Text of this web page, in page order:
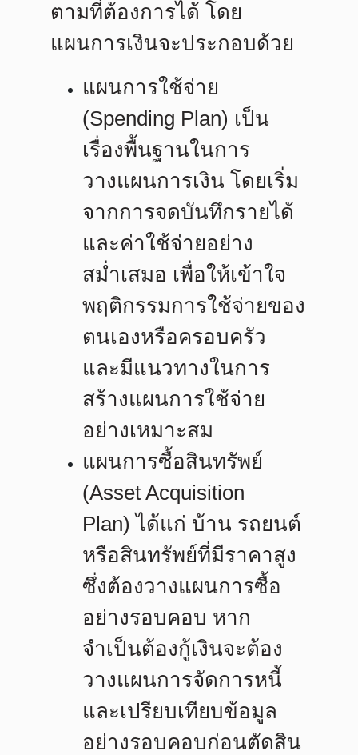
ตามที่ต้องการได้ โดย
แผนการเงินจะประกอบด้วย
แผนการใช้จ่าย
(Spending Plan) เป็น
เรื่องพื้นฐานในการ
วางแผนการเงิน โดยเริ่ม
จากการจดบันทึกรายได้
และค่าใช้จ่ายอย่าง
สม่ำเสมอ เพื่อให้เข้าใจ
พฤติกรรมการใช้จ่ายของ
ตนเองหรือครอบครัว
และมีแนวทางในการ
สร้างแผนการใช้จ่าย
อย่างเหมาะสม
แผนการซื้อสินทรัพย์
(Asset Acquisition
Plan) ได้แก่ บ้าน รถยนต์
หรือสินทรัพย์ที่มีราคาสูง
ซึ่งต้องวางแผนการซื้อ
อย่างรอบคอบ หาก
จำเป็นต้องกู้เงินจะต้อง
วางแผนการจัดการหนี้
และเปรียบเทียบข้อมูล
อย่างรอบคอบก่อนตัดสิน